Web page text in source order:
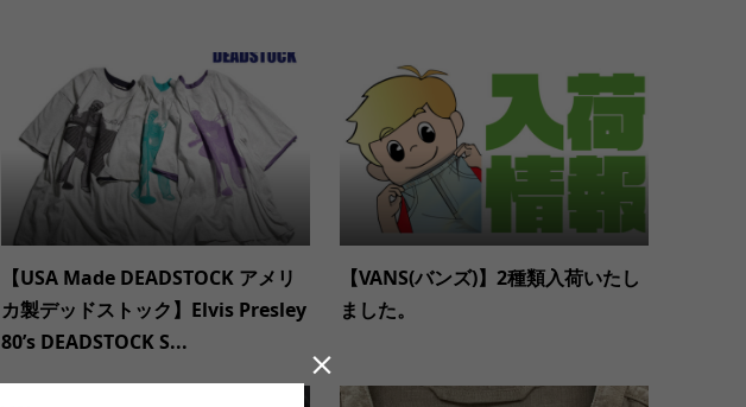
【USA Made DEADSTOCK アメリ
カ製デッドストック】Elvis Presley
80’s DEADSTOCK S...
【VANS(バンズ)】2種類入荷いたし
ました。
